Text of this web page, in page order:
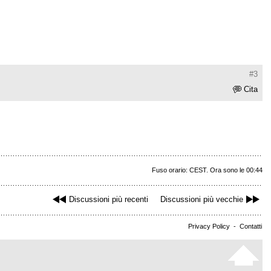
#3
Cita
Fuso orario: CEST. Ora sono le 00:44
Discussioni più recenti Discussioni più vecchie
Privacy Policy - Contatti